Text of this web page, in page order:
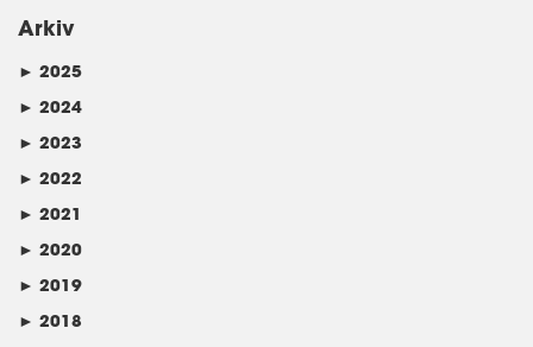
Arkiv
► 2025
► 2024
► 2023
► 2022
► 2021
► 2020
► 2019
► 2018